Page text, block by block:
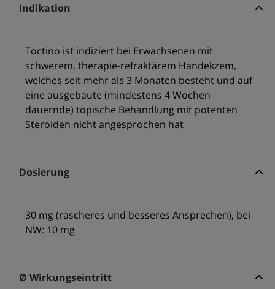
Indikation
Toctino ist indiziert bei Erwachsenen mit
schwerem, therapie-refraktärem Handekzem,
welches seit mehr als 3 Monaten besteht und auf
eine ausgebaute (mindestens 4 Wochen
dauernde) topische Behandlung mit potenten
Steroiden nicht angesprochen hat
Dosierung
30 mg (rascheres und besseres Ansprechen), bei
NW: 10 mg
Ø Wirkungseintritt